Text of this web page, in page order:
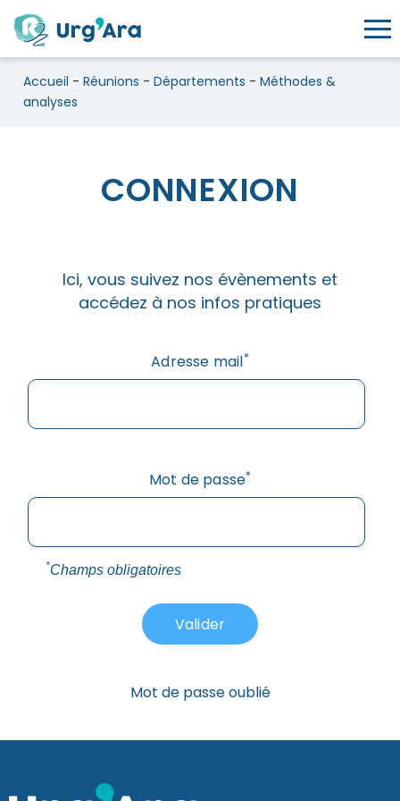
Accueil - Réunions - Départements - Méthodes &
analyses
Méthodes & analyses
CONNEXION
Ici, vous suivez nos évènements et
accédez à nos infos pratiques
Adresse mail*
Mot de passe*
*Champs obligatoires
Mot de passe oublié